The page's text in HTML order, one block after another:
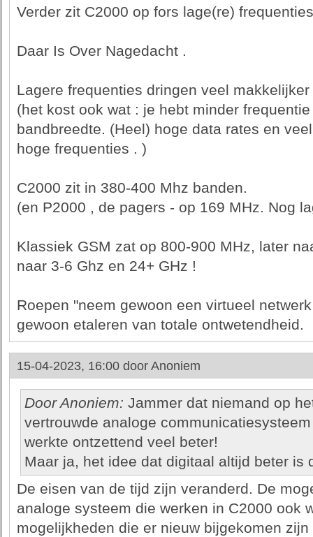
Verder zit C2000 op fors lage(re)
Daar Is Over Nagedacht .
Lagere frequenties dringen veel
(het kost ook wat : je hebt minder
bandbreedte. (Heel) hoge data rates en
hoge frequenties . )
C2000 zit in 380-400 Mhz banden.
(en P2000 , de pagers - op 169 MHz. Nog
Klassiek GSM zat op 800-900 MHz, later
naar 3-6 Ghz en 24+ GHz !
Roepen "neem gewoon een virtueel
gewoon etaleren van totale ontwetendheid.
15-04-2023, 16:00 door Anoniem
Door Anoniem: Jammer dat niemand op
vertrouwde analoge
werkte ontzettend veel beter!
Maar ja, het idee dat digitaal altijd beter is
De eisen van de tijd zijn veranderd. De
analoge systeem die werken in C2000 ook
mogelijkheden die er nieuw bijgekomen